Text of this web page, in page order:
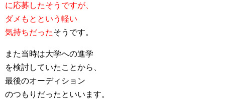
に応募したそうですが、
ダメもとという軽い
気持ちだったそうです。
また当時は大学への進学
を検討していたことから、
最後のオーディション
のつもりだったといいます。